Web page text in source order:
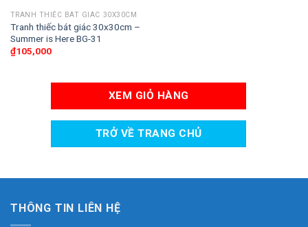
TRANH THIẾC BÁT GIÁC 30X30CM
Tranh thiếc bát giác 30x30cm –
Summer is Here BG-31
₫105,000
XEM GIỎ HÀNG
TRỞ VỀ TRANG CHỦ
THÔNG TIN LIÊN HỆ